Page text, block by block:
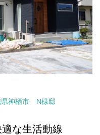
神栖市 N様邸
な生活動線